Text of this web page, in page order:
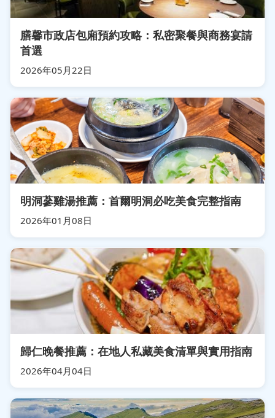
膳馨市政店包廂預約攻略：私密聚餐與商務宴請
首選
2026年05月22日
明洞蔘雞湯推薦：首爾明洞必吃美食完整指南
2026年01月08日
歸仁晚餐推薦：在地人私藏美食清單與實用指南
2026年04月04日